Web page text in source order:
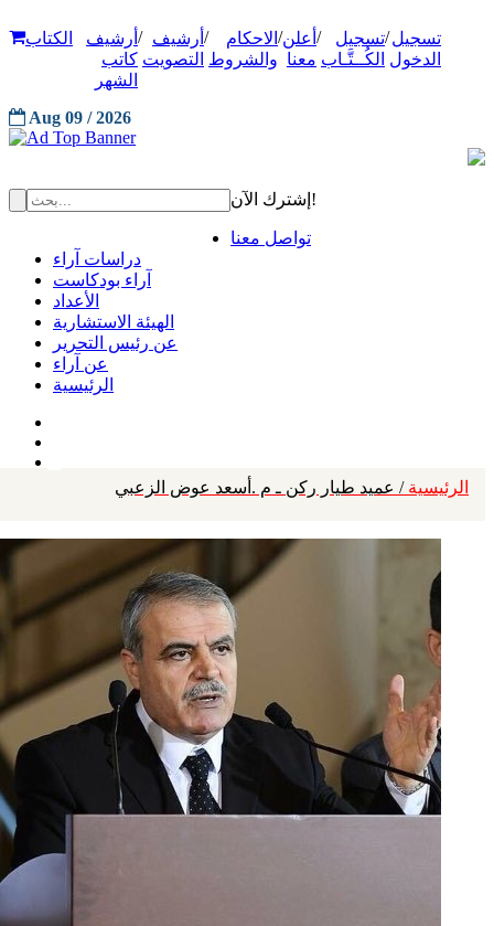
تسجيل
الدخول
/تسجيل
الكُــتَّـاب
/ أعلن
معنا
/ الاحكام
والشروط
/ أرشيف
التصويت
/ أرشيف
كاتب
الشهر
الكتاب
Aug 09 / 2026
إشترك الآن!
تواصل معنا
دراسات آراء
آراء بودكاست
الأعداد
الهيئة الاستشارية
عن رئيس التحرير
عن آراء
الرئيسية
الرئيسية / عميد طيار ركن ـ م .أسعد عوض الزعبي